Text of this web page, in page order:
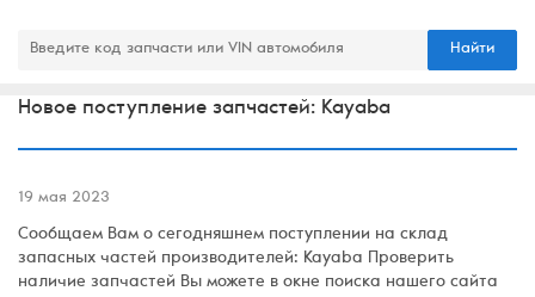
Найти
Новое поступление запчастей: Kayaba
19 мая 2023
Сообщаем Вам о сегодняшнем поступлении на склад
запасных частей производителей: Kayaba Проверить
наличие запчастей Вы можете в окне поиска нашего сайта